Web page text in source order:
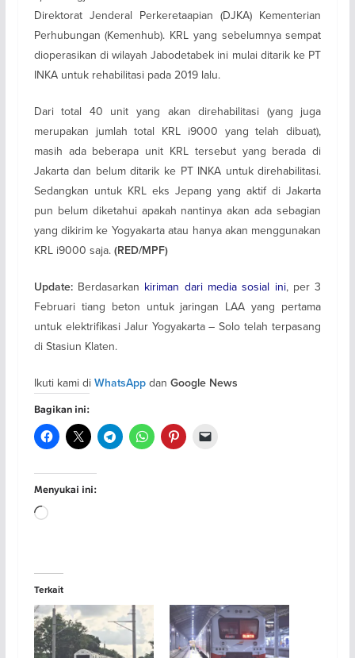
Direktorat Jenderal Perkeretaapian (DJKA) Kementerian
Perhubungan (Kemenhub). KRL yang sebelumnya sempat
dioperasikan di wilayah Jabodetabek ini mulai ditarik ke PT
INKA untuk rehabilitasi pada 2019 lalu.
Dari total 40 unit yang akan direhabilitasi (yang juga
merupakan jumlah total KRL i9000 yang telah dibuat),
masih ada beberapa unit KRL tersebut yang berada di
Jakarta dan belum ditarik ke PT INKA untuk direhabilitasi.
Sedangkan untuk KRL eks Jepang yang aktif di Jakarta
pun belum diketahui apakah nantinya akan ada sebagian
yang dikirim ke Yogyakarta atau hanya akan menggunakan
KRL i9000 saja. (RED/MPF)
Update: Berdasarkan kiriman dari media sosial ini, per 3
Februari tiang beton untuk jaringan LAA yang pertama
untuk elektrifikasi Jalur Yogyakarta – Solo telah terpasang
di Stasiun Klaten.
Ikuti kami di WhatsAppdan Google News
Bagikan ini:
Menyukai ini:
Memuat...
Terkait